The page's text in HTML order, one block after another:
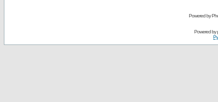
Powered by
Powered by